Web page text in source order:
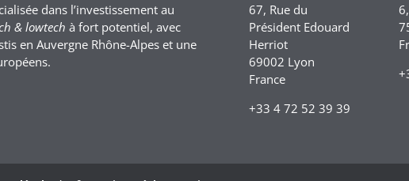
dans l’investissement au
& lowtech à fort potentiel, avec
en Auvergne Rhône-Alpes et une
67, Rue du
Président Edouard
Herriot
69002 Lyon
France
+33 4 72 52 39 39